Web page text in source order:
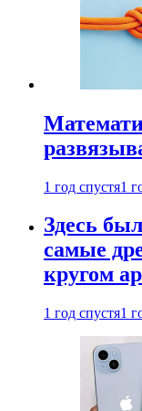
1 год спустя1
Здесь
самые
кругом
1 год спустя1